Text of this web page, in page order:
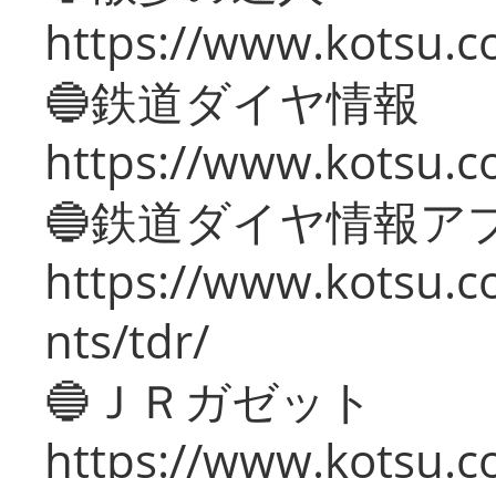
https://
🔵鉄道ダイヤ情報
https://
🔵鉄道ダイヤ情報ア
https://
nts/tdr/
🔵ＪＲガゼット
https://